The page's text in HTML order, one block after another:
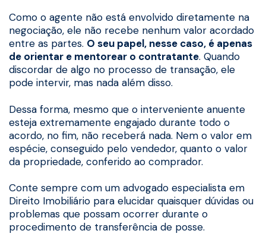
Como o agente não está envolvido diretamente na
negociação, ele não recebe nenhum valor acordado
entre as partes. O seu papel, nesse caso, é apenas
de orientar e mentorear o contratante. Quando
discordar de algo no processo de transação, ele
pode intervir, mas nada além disso.
Dessa forma, mesmo que o interveniente anuente
esteja extremamente engajado durante todo o
acordo, no fim, não receberá nada. Nem o valor em
espécie, conseguido pelo vendedor, quanto o valor
da propriedade, conferido ao comprador.
Conte sempre com um advogado especialista em
Direito Imobiliário para elucidar quaisquer dúvidas ou
problemas que possam ocorrer durante o
procedimento de transferência de posse.